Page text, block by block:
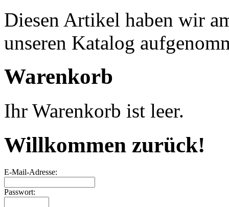
Diesen Artikel haben wir
unseren Katalog
Warenkorb
Ihr Warenkorb ist leer.
Willkommen zurück!
E-Mail-Adresse:
Passwort: